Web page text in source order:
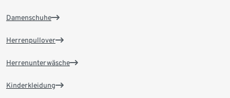
Damenschuhe
Herrenpullover
Herrenunterwäsche
Kinderkleidung